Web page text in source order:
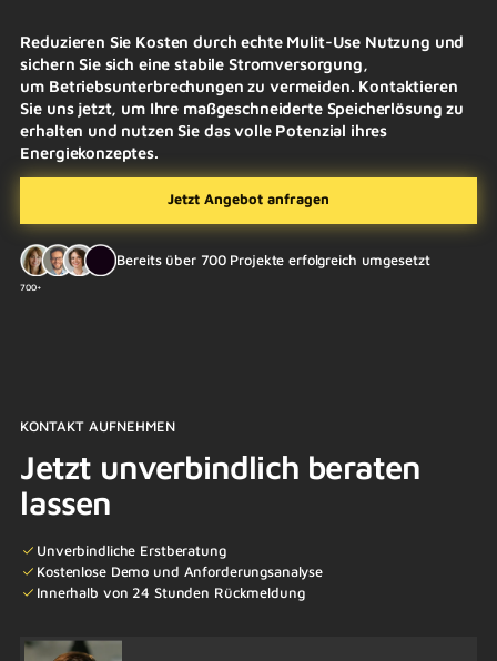
Reduzieren Sie Kosten durch echte Mulit-Use Nutzung und
sichern Sie sich eine stabile Stromversorgung,
um Betriebsunterbrechungen zu vermeiden. Kontaktieren
Sie uns jetzt, um Ihre maßgeschneiderte Speicherlösung zu
erhalten und nutzen Sie das volle Potenzial ihres
Energiekonzeptes.
Jetzt Angebot anfragen
700+
Bereits über 700 Projekte erfolgreich umgesetzt
KONTAKT AUFNEHMEN
Jetzt unverbindlich beraten
lassen
Unverbindliche Erstberatung
Kostenlose Demo und Anforderungsanalyse
Innerhalb von 24 Stunden Rückmeldung